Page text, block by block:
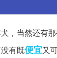
，当然还有
有既便宜又